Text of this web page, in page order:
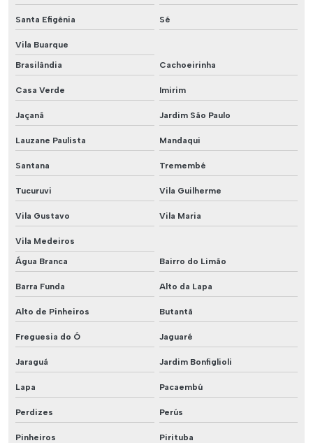
Santa Efigênia Sé
Vila Buarque
Brasilândia Cachoeirinha
Casa Verde Imirim
Jaçanã Jardim São Paulo
Lauzane Paulista Mandaqui
Santana Tremembé
Tucuruvi Vila Guilherme
Vila Gustavo Vila Maria
Vila Medeiros
Água Branca Bairro do Limão
Barra Funda Alto da Lapa
Alto de Pinheiros Butantã
Freguesia do Ó Jaguaré
Jaraguá Jardim Bonfiglioli
Lapa Pacaembú
Perdizes Perús
Pinheiros Pirituba